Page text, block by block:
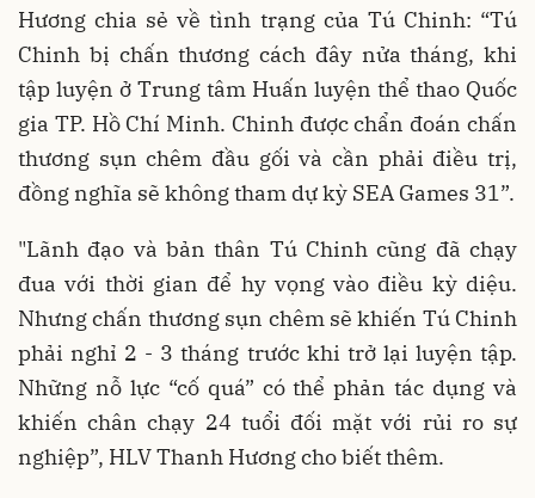
Hương chia sẻ về tình trạng của Tú Chinh: “Tú
Chinh bị chấn thương cách đây nửa tháng, khi
tập luyện ở Trung tâm Huấn luyện thể thao Quốc
gia TP. Hồ Chí Minh. Chinh được chẩn đoán chấn
thương sụn chêm đầu gối và cần phải điều trị,
đồng nghĩa sẽ không tham dự kỳ SEA Games 31”.
"Lãnh đạo và bản thân Tú Chinh cũng đã chạy
đua với thời gian để hy vọng vào điều kỳ diệu.
Nhưng chấn thương sụn chêm sẽ khiến Tú Chinh
phải nghỉ 2 - 3 tháng trước khi trở lại luyện tập.
Những nỗ lực “cố quá” có thể phản tác dụng và
khiến chân chạy 24 tuổi đối mặt với rủi ro sự
nghiệp”, HLV Thanh Hương cho biết thêm.